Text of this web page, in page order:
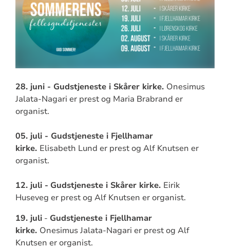
28. juni - Gudstjeneste i Skårer kirke. Onesimus
Jalata-Nagari er prest og Maria Brabrand er
organist.
05. juli - Gudstjeneste i Fjellhamar
kirke. Elisabeth Lund er prest og Alf Knutsen er
organist.
12. juli - Gudstjeneste i Skårer kirke. Eirik
Huseveg er prest og Alf Knutsen er organist.
19. juli- Gudstjeneste i Fjellhamar
kirke. Onesimus Jalata-Nagari er prest og Alf
Knutsen er organist.